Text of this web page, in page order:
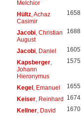
Melchior
Hültz, Achaz
Casimir
1658
Jacobi, Christian
August
1688
Jacobi, Daniel 1605
Kapsberger,
Johann
Hieronymus
1575
Kegel, Emanuel 1655
Keiser, Reinhard 1674
Kellner, David 1670